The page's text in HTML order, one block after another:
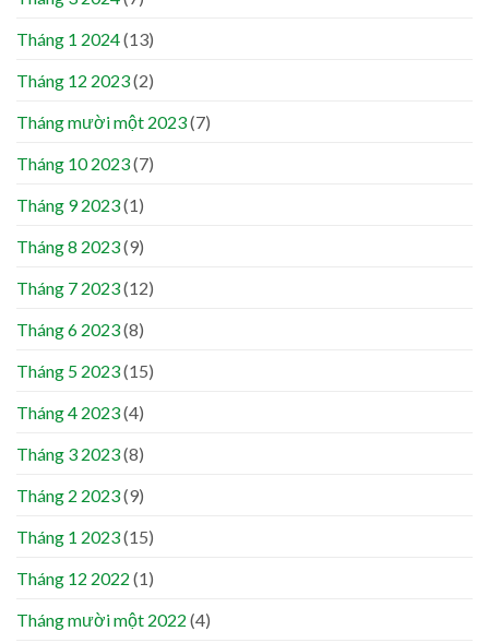
Tháng 1 2024(13)
Tháng 12 2023(2)
Tháng mười một 2023(7)
Tháng 10 2023(7)
Tháng 9 2023(1)
Tháng 8 2023(9)
Tháng 7 2023(12)
Tháng 6 2023(8)
Tháng 5 2023(15)
Tháng 4 2023(4)
Tháng 3 2023(8)
Tháng 2 2023(9)
Tháng 1 2023(15)
Tháng 12 2022 (1)
Tháng mười một 2022 (4)